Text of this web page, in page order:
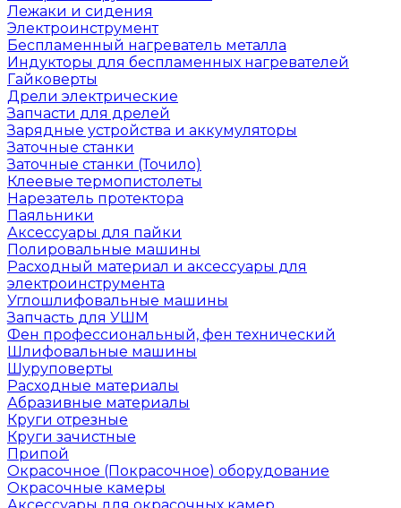
Лежаки и сидения
Электроинструмент
Беспламенный нагреватель металла
Индукторы для беспламенных нагревателей
Гайковерты
Дрели электрические
Запчасти для дрелей
Зарядные устройства и аккумуляторы
Заточные станки
Заточные станки (Точило)
Клеевые термопистолеты
Нарезатель протектора
Паяльники
Аксессуары для пайки
Полировальные машины
Расходный материал и аксессуары для
электроинструмента
Углошлифовальные машины
Запчасть для УШМ
Фен профессиональный, фен технический
Шлифовальные машины
Шуруповерты
Расходные материалы
Абразивные материалы
Круги отрезные
Круги зачистные
Припой
Окрасочное (Покрасочное) оборудование
Окрасочные камеры